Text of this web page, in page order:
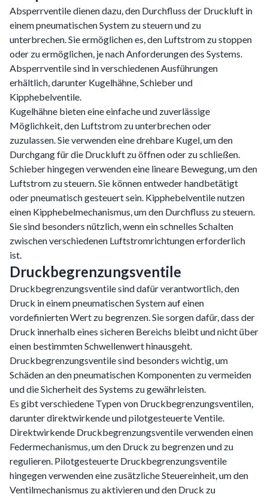
Absperrventile dienen dazu, den Durchfluss der Druckluft in
einem pneumatischen System zu steuern und zu
unterbrechen. Sie ermöglichen es, den Luftstrom zu stoppen
oder zu ermöglichen, je nach Anforderungen des Systems.
Absperrventile sind in verschiedenen Ausführungen
erhältlich, darunter Kugelhähne, Schieber und
Kipphebelventile.
Kugelhähne bieten eine einfache und zuverlässige
Möglichkeit, den Luftstrom zu unterbrechen oder
zuzulassen. Sie verwenden eine drehbare Kugel, um den
Durchgang für die Druckluft zu öffnen oder zu schließen.
Schieber hingegen verwenden eine lineare Bewegung, um den
Luftstrom zu steuern. Sie können entweder handbetätigt
oder pneumatisch gesteuert sein. Kipphebelventile nutzen
einen Kipphebelmechanismus, um den Durchfluss zu steuern.
Sie sind besonders nützlich, wenn ein schnelles Schalten
zwischen verschiedenen Luftstromrichtungen erforderlich
ist.
Druckbegrenzungsventile
Druckbegrenzungsventile sind dafür verantwortlich, den
Druck in einem pneumatischen System auf einen
vordefinierten Wert zu begrenzen. Sie sorgen dafür, dass der
Druck innerhalb eines sicheren Bereichs bleibt und nicht über
einen bestimmten Schwellenwert hinausgeht.
Druckbegrenzungsventile sind besonders wichtig, um
Schäden an den pneumatischen Komponenten zu vermeiden
und die Sicherheit des Systems zu gewährleisten.
Es gibt verschiedene Typen von Druckbegrenzungsventilen,
darunter direktwirkende und pilotgesteuerte Ventile.
Direktwirkende Druckbegrenzungsventile verwenden einen
Federmechanismus, um den Druck zu begrenzen und zu
regulieren. Pilotgesteuerte Druckbegrenzungsventile
hingegen verwenden eine zusätzliche Steuereinheit, um den
Ventilmechanismus zu aktivieren und den Druck zu